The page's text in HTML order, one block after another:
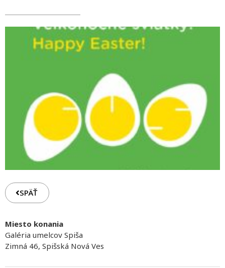
SPÄŤ
Miesto konania
Galéria umelcov Spiša
Zimná 46, Spišská Nová Ves